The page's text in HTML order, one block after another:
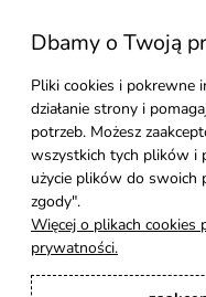
Dbamy o Twoją
Pliki cookies i pokrewne
działanie strony i
potrzeb. Możesz
wszystkich tych plików i
użycie plików do swoich
zgody".
Więcej o plikach cookies
prywatności.